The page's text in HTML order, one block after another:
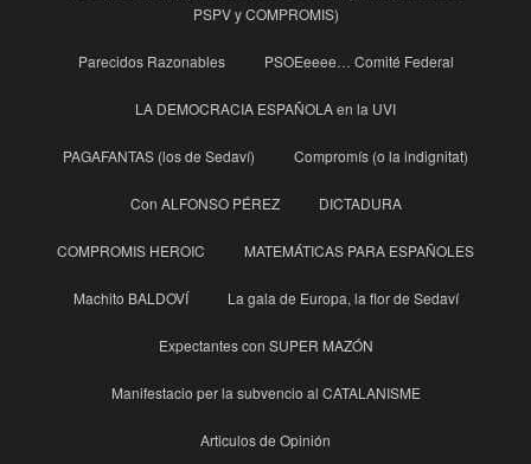
PSPV y COMPROMIS)
Parecidos Razonables PSOEeeee… Comité Federal
LA DEMOCRACIA ESPAÑOLA en la UVI
PAGAFANTAS (los de Sedaví) Compromís (o la indignitat)
Con ALFONSO PÉREZ DICTADURA
COMPROMIS HEROIC MATEMÁTICAS PARA ESPAÑOLES
Machito BALDOVÍ La gala de Europa, la flor de Sedaví
Expectantes con SUPER MAZÓN
Manifestacio per la subvencio al CATALANISME
Articulos de Opinión